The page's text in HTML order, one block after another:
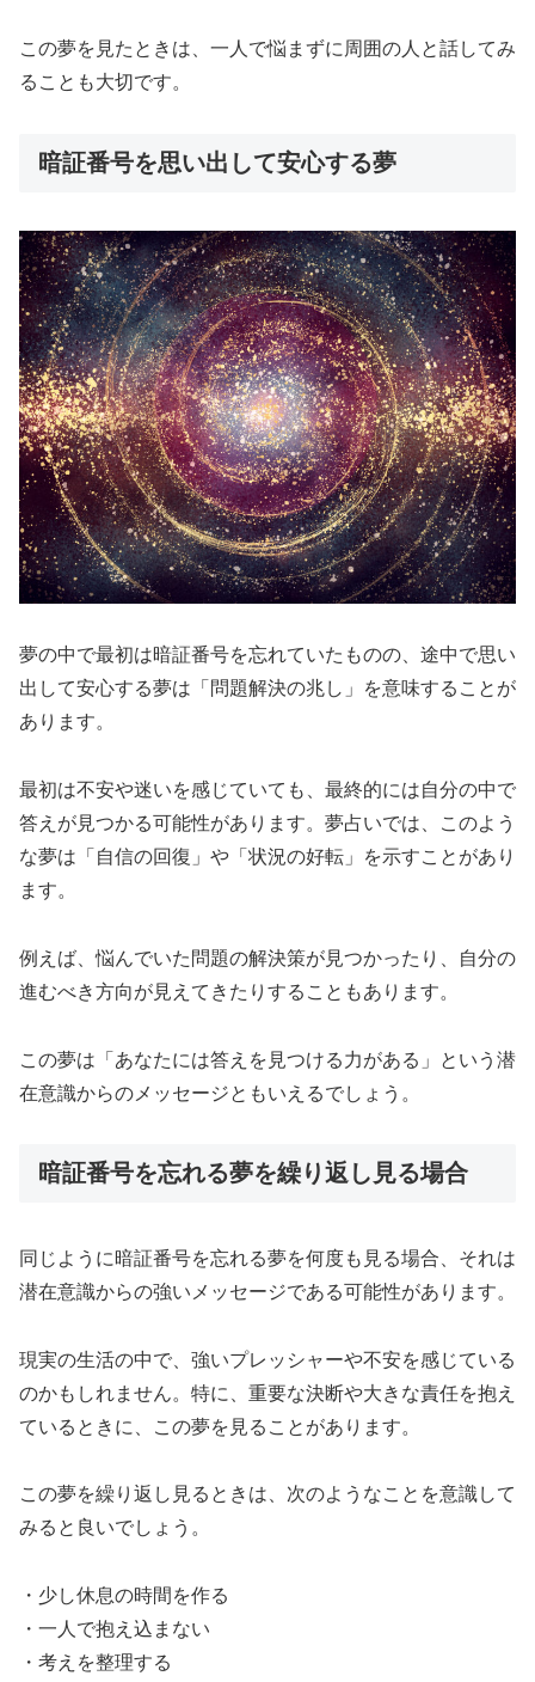
この夢を見たときは、一人で悩まずに周囲の人と話してみ
ることも大切です。
暗証番号を思い出して安心する夢
夢の中で最初は暗証番号を忘れていたものの、途中で思い
出して安心する夢は「問題解決の兆し」を意味することが
あります。
最初は不安や迷いを感じていても、最終的には自分の中で
答えが見つかる可能性があります。夢占いでは、このよう
な夢は「自信の回復」や「状況の好転」を示すことがあり
ます。
例えば、悩んでいた問題の解決策が見つかったり、自分の
進むべき方向が見えてきたりすることもあります。
この夢は「あなたには答えを見つける力がある」という潜
在意識からのメッセージともいえるでしょう。
暗証番号を忘れる夢を繰り返し見る場合
同じように暗証番号を忘れる夢を何度も見る場合、それは
潜在意識からの強いメッセージである可能性があります。
現実の生活の中で、強いプレッシャーや不安を感じている
のかもしれません。特に、重要な決断や大きな責任を抱え
ているときに、この夢を見ることがあります。
この夢を繰り返し見るときは、次のようなことを意識して
みると良いでしょう。
・少し休息の時間を作る
・一人で抱え込まない
・考えを整理する